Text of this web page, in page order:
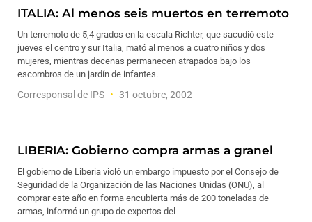
ITALIA: Al menos seis muertos en terremoto
Un terremoto de 5,4 grados en la escala Richter, que sacudió este
jueves el centro y sur Italia, mató al menos a cuatro niños y dos
mujeres, mientras decenas permanecen atrapados bajo los
escombros de un jardín de infantes.
Corresponsal de IPS 31 octubre, 2002
LIBERIA: Gobierno compra armas a granel
El gobierno de Liberia violó un embargo impuesto por el Consejo de
Seguridad de la Organización de las Naciones Unidas (ONU), al
comprar este año en forma encubierta más de 200 toneladas de
armas, informó un grupo de expertos del